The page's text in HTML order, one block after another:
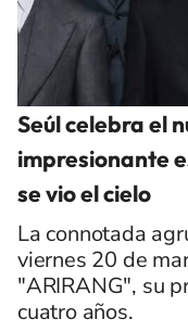
Seúl celebra el
impresionante
se vio el cielo
La connotada
viernes 20 de
"ARIRANG", su
cuatro años.